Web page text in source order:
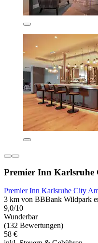
Premier Inn Karlsruhe
Premier Inn Karlsruhe City
3 km von BBBank Wildpark
9,0/10
Wunderbar
(132 Bewertungen)
58 €